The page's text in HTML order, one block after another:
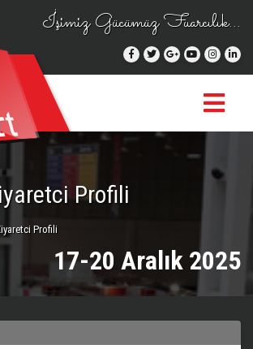
İşimiz Gücümüz Fuarcılık...
Profili
Profili
17-20 Aralık 2025